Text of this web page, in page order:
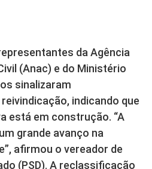
da Agência
(Anac) e do Ministério
sinalizaram
indicando que
está em construção. “A
grande avanço na
afirmou o vereador de
(PSD). A reclassificação